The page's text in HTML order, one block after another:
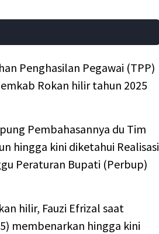
Penghasilan Pegawai (TPP)
Rokan hilir tahun 2025
Pembahasannya du Tim
hingga kini diketahui Realisasi
Peraturan Bupati (Perbup)
hilir, Fauzi Efrizal saat
membenarkan hingga kini